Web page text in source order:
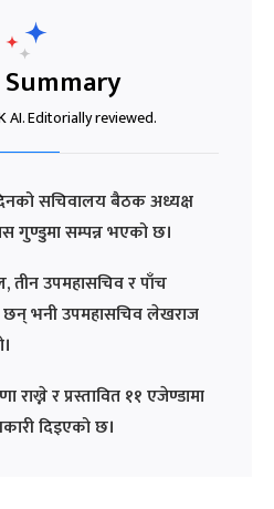
AI. Editorially reviewed.
सचिवालय बैठक अध्यक्ष
गुण्डुमा सम्पन्न भएको छ।
उपमहासचिव र पाँच
भनी उपमहासचिव लेखराज
र प्रस्तावित ११ एजेण्डामा
दिइएको छ।